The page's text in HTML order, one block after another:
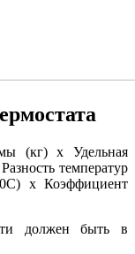
(кг) х Удельная
температур
х Коэффициент
должен быть в